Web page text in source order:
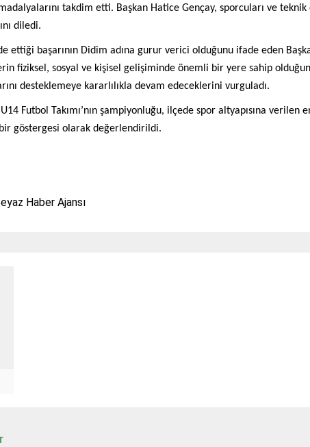
takdim etti. Başkan Hatice Gençay, sporcuları ve
diledi.
ettiği başarının Didim adına gurur verici olduğunu ifade eden
fiziksel, sosyal ve kişisel gelişiminde önemli bir yere sahip
desteklemeye kararlılıkla devam edeceklerini vurguladı.
Futbol Takımı’nın şampiyonluğu, ilçede spor altyapısına
göstergesi olarak değerlendirildi.
Haber Ajansı